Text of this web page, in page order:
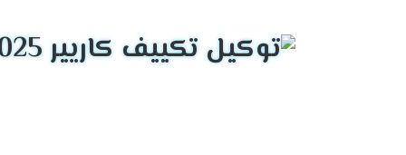
خاصية التشغيل الأتوماتيكي